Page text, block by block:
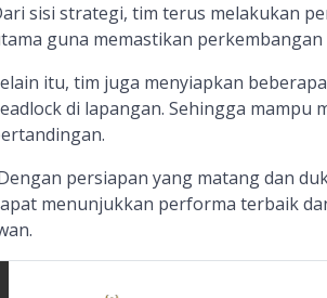
sisi strategi, tim terus melakukan
guna memastikan
itu, tim juga menyiapkan
di lapangan. Sehingga
persiapan yang matang dan
menunjukkan performa terbaik